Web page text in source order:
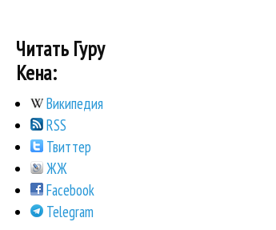
Читать Гуру
Кена:
Википедия
RSS
Твиттер
ЖЖ
Facebook
Telegram